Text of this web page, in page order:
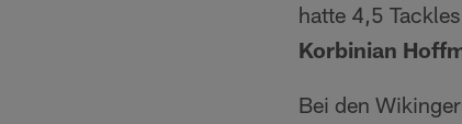
hatte 4,5
Korbinian
Bei den